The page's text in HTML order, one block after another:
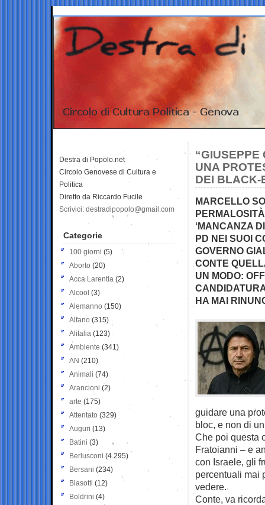
“GIUSEPPE
UNA
DEI BLACK-
MARCELLO
‘MANCANZA
PD NEI SUOI
GOVERNO
CONTE
UN MODO:
HA MAI
guidare una
bloc, e non di
Che poi questa
Fratoianni – e
con Israele, gli
percentuali mai
vedere.
Conte, va
Destra di Popolo.net
Circolo Genovese di Cultura e
Politica
Diretto da Riccardo Fucile
Scrivici: destradipopolo@gmail.com
Categorie
100 giorni (5)
Aborto (20)
Acca Larentia (2)
Alcool (3)
Alemanno (150)
Alfano (315)
Alitalia (123)
Ambiente (341)
AN (210)
Animali (74)
Arancioni (2)
arte (175)
Attentato (329)
Auguri (13)
Batini (3)
Berlusconi (4.295)
Bersani (234)
Biasotti (12)
Boldrini (4)